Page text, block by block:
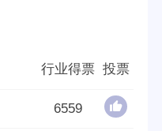
2021年胡润品牌
行业得票 投票
6559